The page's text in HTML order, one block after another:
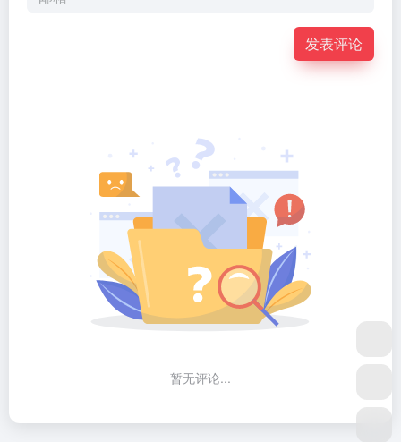
发表评论
暂无评论...